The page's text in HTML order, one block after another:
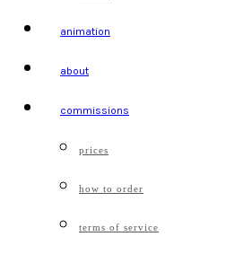
animation
about
commissions
prices
how to order
terms of service